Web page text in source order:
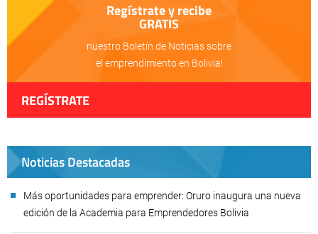
Regístrate y recibe
GRATIS
nuestro Boletín de Noticias sobre
el emprendimiento en Bolivia!
REGÍSTRATE
Noticias Destacadas
Más oportunidades para emprender: Oruro inaugura una nueva
edición de la Academia para Emprendedores Bolivia